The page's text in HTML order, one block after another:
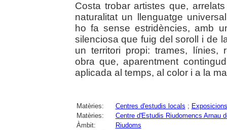
Costa trobar artistes que,
naturalitat un llenguatge
ho fa sense estridències, amb
silenciosa que fuig del soroll i de
un territori propi: trames, línies,
obra que, aparentment
aplicada al temps, al color i a la
Matèries: Centres d'estudis locals ;
Matèries:
Centre d'Estudis Riudomencs Arnau
Àmbit:
Riudoms